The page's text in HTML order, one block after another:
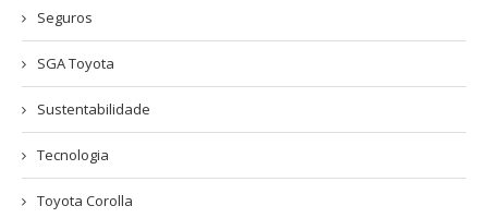
Seguros
SGA Toyota
Sustentabilidade
Tecnologia
Toyota Corolla